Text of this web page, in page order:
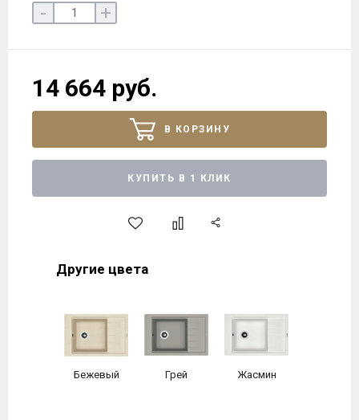
- +
14 664 руб.
В КОРЗИНУ
КУПИТЬ В 1 КЛИК
Другие цвета
Бежевый Грей Жасмин